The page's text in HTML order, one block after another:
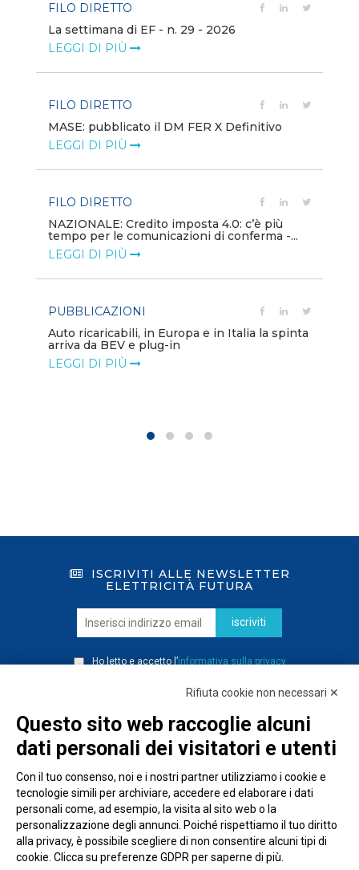
FILO DIRETTO
La settimana di EF - n. 29 - 2026
LEGGI DI PIÙ
FILO DIRETTO
MASE: pubblicato il DM FER X Definitivo
LEGGI DI PIÙ
FILO DIRETTO
NAZIONALE: Credito imposta 4.0: c’è più
tempo per le comunicazioni di conferma -...
LEGGI DI PIÙ
PUBBLICAZIONI
Auto ricaricabili, in Europa e in Italia la spinta
arriva da BEV e plug-in
LEGGI DI PIÙ
ISCRIVITI ALLE NEWSLETTER
ELETTRICITÀ FUTURA
iscriviti
Ho letto e accetto l’informativa sulla privacy
Rifiuta cookie non necessari ✕
Questo sito web raccoglie alcuni
dati personali dei visitatori e utenti
Con il tuo consenso, noi e i nostri partner utilizziamo i cookie e
tecnologie simili per archiviare, accedere ed elaborare i dati
personali come, ad esempio, la visita al sito web o la
personalizzazione degli annunci. Poiché rispettiamo il tuo diritto
alla privacy, è possibile scegliere di non consentire alcuni tipi di
cookie. Clicca su preferenze GDPR per saperne di più.